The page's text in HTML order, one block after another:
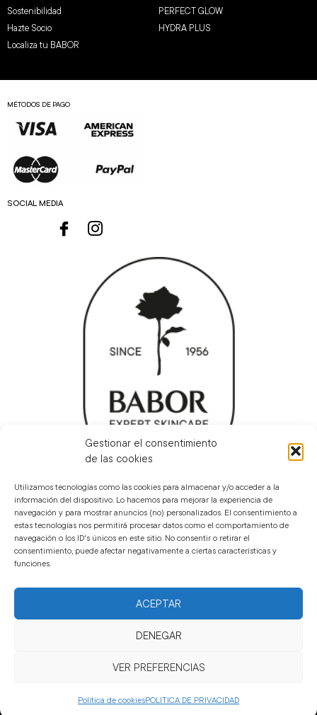
Gestionar el consentimiento
de las cookies
Utilizamos tecnologías como las cookies para almacenar y/o acceder a la
información del dispositivo. Lo hacemos para mejorar la experiencia de
navegación y para mostrar anuncios (no) personalizados. El consentimiento a
estas tecnologías nos permitirá procesar datos como el comportamiento de
navegación o los ID's únicos en este sitio. No consentir o retirar el
consentimiento, puede afectar negativamente a ciertas características y
funciones.
ACEPTAR
DENEGAR
VER PREFERENCIAS
Política de cookiesPOLITICA DE PRIVACIDAD
Sostenibilidad
Hazte Socio
Localiza tu BABOR
PERFECT GLOW
HYDRA PLUS
MÉTODOS DE PAGO
SOCIAL MEDIA
Privacidad
Términos de uso -
Legal
Uso de cookies
PROFESIONALES PARA UNA RUTINA SKINCARE EFECTIVA. MARCA
DERMATOLÓGICA LÍDER EN BELLEZA. ¡ENVÍO EXPRESS!